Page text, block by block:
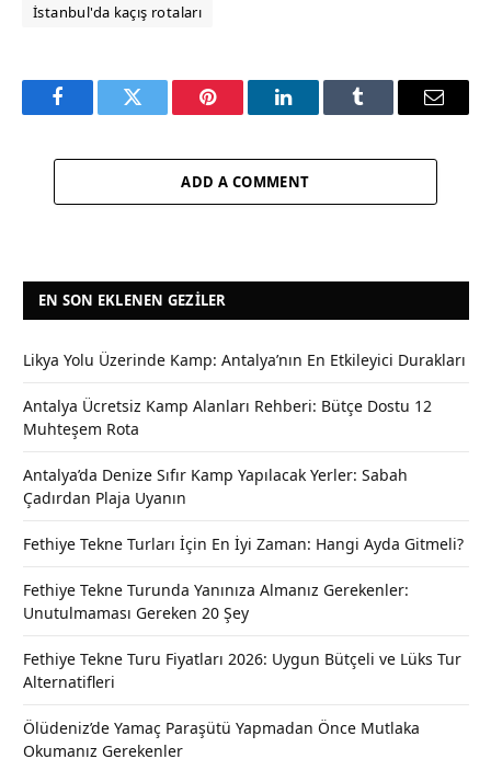
İstanbul'da kaçış rotaları
FacebookTwitter Pinterest LinkedInTumblr Email
ADD A COMMENT
EN SON EKLENEN GEZILER
Likya Yolu Üzerinde Kamp: Antalya’nın En Etkileyici Durakları
Antalya Ücretsiz Kamp Alanları Rehberi: Bütçe Dostu 12
Muhteşem Rota
Antalya’da Denize Sıfır Kamp Yapılacak Yerler: Sabah
Çadırdan Plaja Uyanın
Fethiye Tekne Turları İçin En İyi Zaman: Hangi Ayda Gitmeli?
Fethiye Tekne Turunda Yanınıza Almanız Gerekenler:
Unutulmaması Gereken 20 Şey
Fethiye Tekne Turu Fiyatları 2026: Uygun Bütçeli ve Lüks Tur
Alternatifleri
Ölüdeniz’de Yamaç Paraşütü Yapmadan Önce Mutlaka
Okumanız Gerekenler